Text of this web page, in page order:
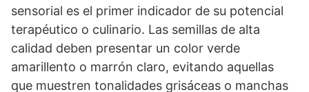
sensorial es el primer indicador de su potencial
terapéutico o culinario. Las semillas de alta
calidad deben presentar un color verde
amarillento o marrón claro, evitando aquellas
que muestren tonalidades grisáceas o manchas